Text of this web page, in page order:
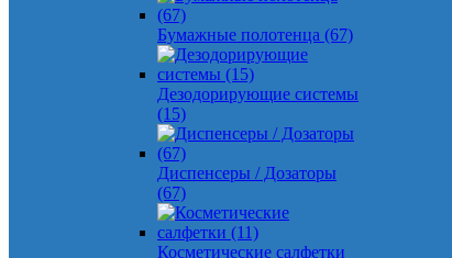
Бумажные полотенца (67)
Дезодорирующие системы
(15)
Диспенсеры / Дозаторы
(67)
Косметические салфетки